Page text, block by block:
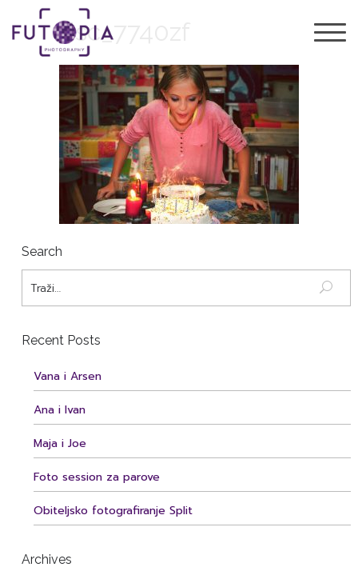
dsc_7740zf
Search
Recent Posts
Vana i Arsen
Ana i Ivan
Maja i Joe
Foto session za parove
Obiteljsko fotografiranje Split
Archives